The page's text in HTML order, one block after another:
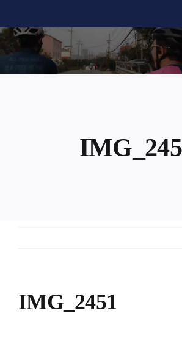
content
IMG_2451